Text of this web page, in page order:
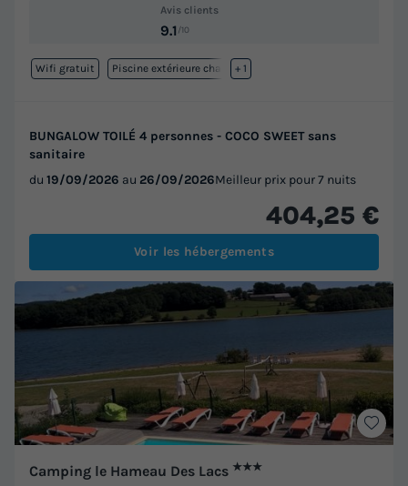
Avis clients
9.1 /10
Wifi gratuit Piscine extérieure chauffée
+ 1
BUNGALOW TOILÉ 4 personnes - COCO SWEET sans
sanitaire
du 19/09/2026 au 26/09/2026Meilleur prix pour 7 nuits
404,25 €
Voir les hébergements
Camping le Hameau Des Lacs ★★★